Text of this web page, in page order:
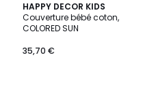
HAPPY DECOR KIDS
Couverture bébé coton,
COLORED SUN
35,70 €